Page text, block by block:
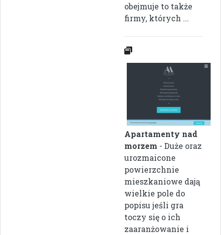
obejmuje to także
firmy, których ...
Apartamenty nad
morzem - Duże oraz
urozmaicone
powierzchnie
mieszkaniowe dają
wielkie pole do
popisu jeśli gra
toczy się o ich
zaaranżowanie i